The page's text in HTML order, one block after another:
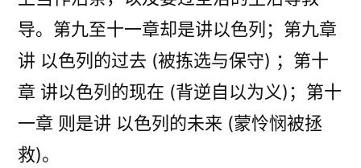
导。第九至十一章却是讲以色列；第九章
讲 以色列的过去 (被拣选与保守) ；第十
章 讲以色列的现在 (背逆自以为义)；第十
一章 则是讲 以色列的未来 (蒙怜悯被拯
救)。